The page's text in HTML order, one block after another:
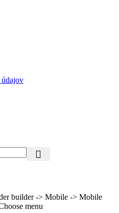
údajov
builder -> Mobile -> Mobile
menu